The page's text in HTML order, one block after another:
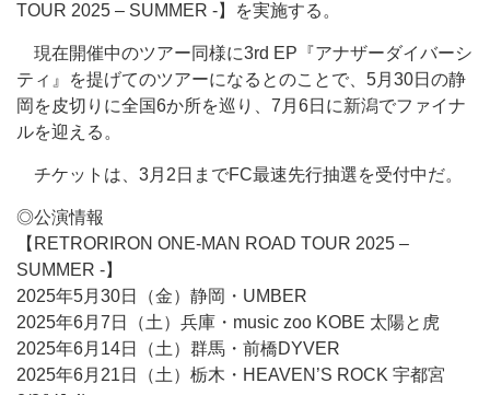
TOUR 2025 – SUMMER -】を実施する。
現在開催中のツアー同様に3rd EP『アナザーダイバーシ
ティ』を提げてのツアーになるとのことで、5月30日の静
岡を皮切りに全国6か所を巡り、7月6日に新潟でファイナ
ルを迎える。
チケットは、3月2日までFC最速先行抽選を受付中だ。
◎公演情報
【RETRORIRON ONE-MAN ROAD TOUR 2025 –
SUMMER -】
2025年5月30日（金）静岡・UMBER
2025年6月7日（土）兵庫・music zoo KOBE 太陽と虎
2025年6月14日（土）群馬・前橋DYVER
2025年6月21日（土）栃木・HEAVEN’S ROCK 宇都宮